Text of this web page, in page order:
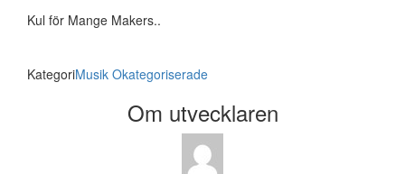
Kul för Mange Makers..
KategoriMusik Okategoriserade
Om utvecklaren